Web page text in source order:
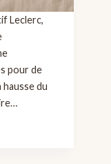
Leclerc,
pour de
hausse du